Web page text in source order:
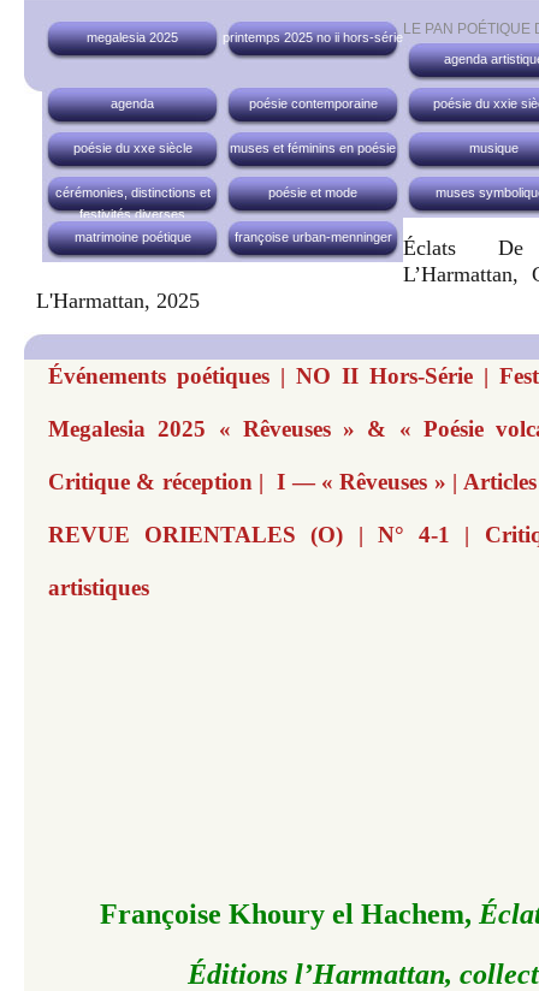
LE PAN POÉTIQUE
megalesia 2025
printemps 2025 no ii hors-série
agenda
agenda poésie contemporaine poésie du xxie
poésie du xxe siècle muses et féminins en poésie musique
cérémonies, distinctions et
festivités diverses
poésie et mode muses
matrimoine poétique françoise urban-menninger
Éclats De
L'Harmattan, 2025
Événements poétiques | NO II Hors-Série |
Megalesia 2025 « Rêveuses » & « Poésie
Critique & réception | I — « Rêveuses » |
REVUE ORIENTALES (O) | N° 4-1 |
artistiques
Françoise Khoury el Hachem,
Éditions l’Harmattan,